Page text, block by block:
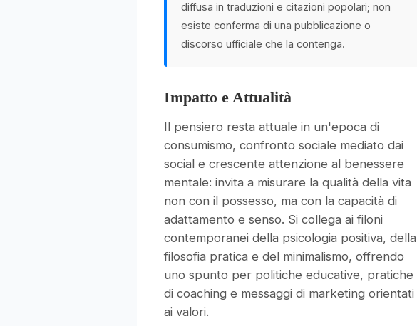
diffusa in traduzioni e citazioni popolari; non
esiste conferma di una pubblicazione o
discorso ufficiale che la contenga.
Impatto e Attualità
Il pensiero resta attuale in un'epoca di
consumismo, confronto sociale mediato dai
social e crescente attenzione al benessere
mentale: invita a misurare la qualità della vita
non con il possesso, ma con la capacità di
adattamento e senso. Si collega ai filoni
contemporanei della psicologia positiva, della
filosofia pratica e del minimalismo, offrendo
uno spunto per politiche educative, pratiche
di coaching e messaggi di marketing orientati
ai valori.